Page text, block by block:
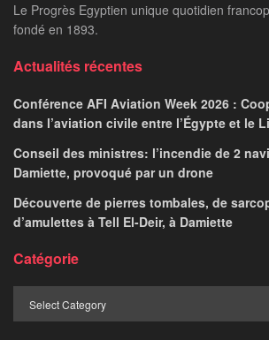
Le Progrès Egyptien unique quotidien
fondé en 1893.
Actualités récentes
Conférence AFI Aviation Week 2026 :
dans l’aviation civile entre l’Égypte et le
Conseil des ministres: l’incendie de 2
Damiette, provoqué par un drone
Découverte de pierres tombales, de
d’amulettes à Tell El-Deir, à Damiette
Catégorie